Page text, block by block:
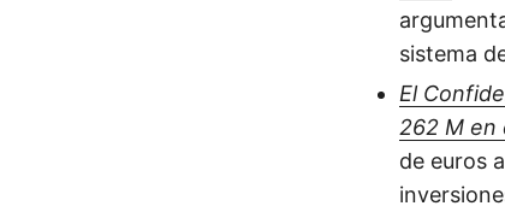
sistema
El
262 M en
de euros